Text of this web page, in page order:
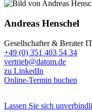
Andreas Henschel
Gesellschafter & Berater
+49 (0) 351 403 54 34
vertrieb@datom.de
zu LinkedIn
Online-Termin buchen
Lassen Sie sich